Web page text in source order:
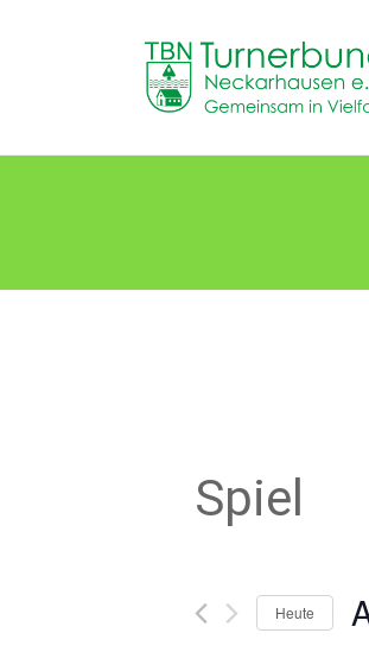
TB
in
Spiel
Heute